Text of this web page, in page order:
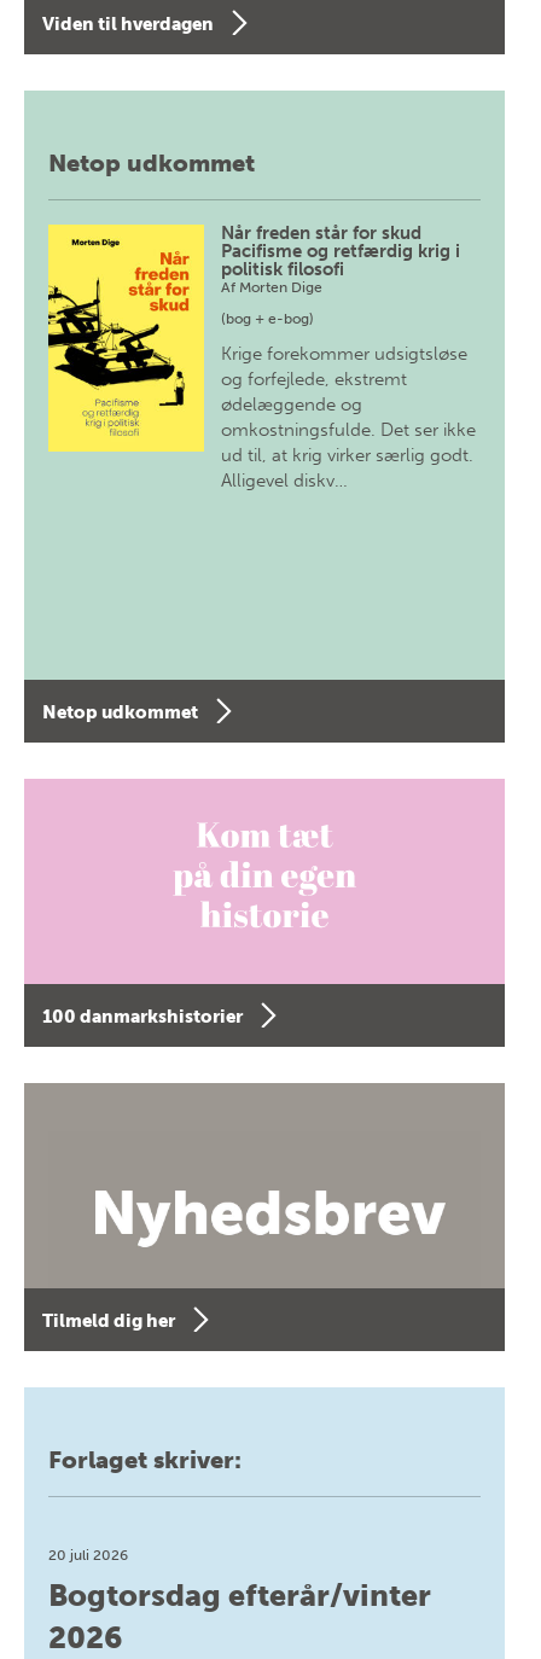
Viden til hverdagen
Netop udkommet
Når freden står for skud
Pacifisme og retfærdig krig i
politisk filosofi
Af Morten Dige
(bog + e-bog)
Krige forekommer udsigtsløse
og forfejlede, ekstremt
ødelæggende og
omkostningsfulde. Det ser ikke
ud til, at krig virker særlig godt.
Alligevel diskv…
Netop udkommet
100 danmarkshistorier
Tilmeld dig her
Forlaget skriver:
20 juli 2026
Bogtorsdag efterår/vinter
2026